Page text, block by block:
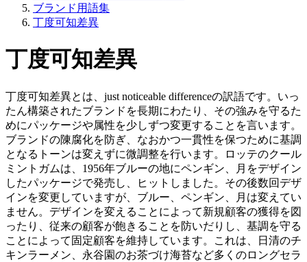
ブランド用語集
丁度可知差異
丁度可知差異
丁度可知差異とは、just noticeable differenceの訳語です。いっ
たん構築されたブランドを長期にわたり、その強みを守るた
めにパッケージや属性を少しずつ変更することを言います。
ブランドの陳腐化を防ぎ、なおかつ一貫性を保つために基調
となるトーンは変えずに微調整を行います。ロッテのクール
ミントガムは、1956年ブルーの地にペンギン、月をデザイン
したパッケージで発売し、ヒットしました。その後数回デザ
インを変更していますが、ブルー、ペンギン、月は変えてい
ません。デザインを変えることによって新規顧客の獲得を図
ったり、従来の顧客が飽きることを防いだりし、基調を守る
ことによって固定顧客を維持しています。これは、日清のチ
キンラーメン、永谷園のお茶づけ海苔など多くのロングセラ